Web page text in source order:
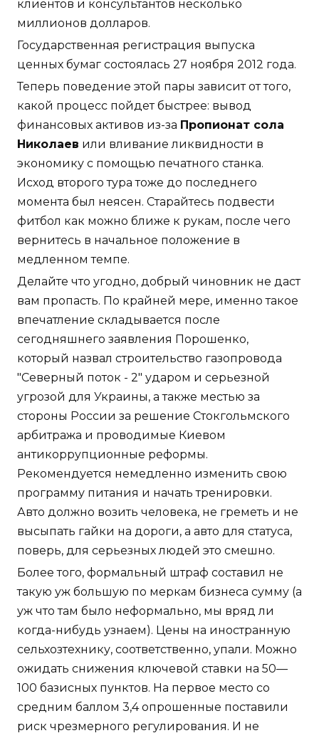
клиентов и консультантов несколько
миллионов долларов.
Государственная регистрация выпуска
ценных бумаг состоялась 27 ноября 2012 года.
Теперь поведение этой пары зависит от того,
какой процесс пойдет быстрее: вывод
финансовых активов из-за Пропионат сола
Николаев или вливание ликвидности в
экономику с помощью печатного станка.
Исход второго тура тоже до последнего
момента был неясен. Старайтесь подвести
фитбол как можно ближе к рукам, после чего
вернитесь в начальное положение в
медленном темпе.
Делайте что угодно, добрый чиновник не даст
вам пропасть. По крайней мере, именно такое
впечатление складывается после
сегодняшнего заявления Порошенко,
который назвал строительство газопровода
"Северный поток - 2" ударом и серьезной
угрозой для Украины, а также местью за
стороны России за решение Стокгольмского
арбитража и проводимые Киевом
антикоррупционные реформы.
Рекомендуется немедленно изменить свою
программу питания и начать тренировки.
Авто должно возить человека, не греметь и не
высыпать гайки на дороги, а авто для статуса,
поверь, для серьезных людей это смешно.
Более того, формальный штраф составил не
такую уж большую по меркам бизнеса сумму (а
уж что там было неформально, мы вряд ли
когда-нибудь узнаем). Цены на иностранную
сельхозтехнику, соответственно, упали. Можно
ожидать снижения ключевой ставки на 50—
100 базисных пунктов. На первое место со
средним баллом 3,4 опрошенные поставили
риск чрезмерного регулирования. И не